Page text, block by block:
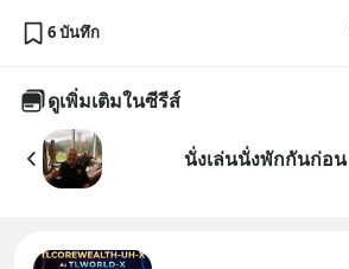
6 บันทึก
ดูเพิ่มเติมในซีรีส์
นั่งเล่นนั่งพักกันก่อน